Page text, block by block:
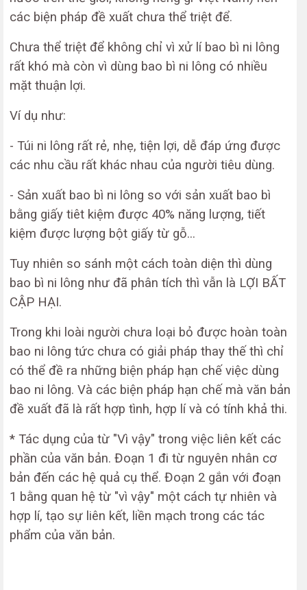
các biện pháp đề xuất chưa thể triệt để.
Chưa thể triệt để không chỉ vì xử lí bao bì ni lông
rất khó mà còn vì dùng bao bì ni lông có nhiều
mặt thuận lợi.
Ví dụ như:
- Túi ni lông rất rẻ, nhẹ, tiện lợi, dễ đáp ứng được
các nhu cầu rất khác nhau của người tiêu dùng.
- Sản xuất bao bì ni lông so với sản xuất bao bì
bằng giấy tiêt kiệm được 40% năng lượng, tiết
kiệm được lượng bột giấy từ gỗ...
Tuy nhiên so sánh một cách toàn diện thì dùng
bao bì ni lông như đã phân tích thì vẫn là LỢI BẤT
CẬP HẠI.
Trong khi loài người chưa loại bỏ được hoàn toàn
bao ni lông tức chưa có giải pháp thay thế thì chỉ
có thể đề ra những biện pháp hạn chế việc dùng
bao ni lông. Và các biện pháp hạn chế mà văn bản
đề xuất đã là rất hợp tình, hợp lí và có tính khả thi.
* Tác dụng của từ "Vì vậy" trong việc liên kết các
phần của văn bản. Đoạn 1 đi từ nguyên nhân cơ
bản đến các hệ quả cụ thể. Đoạn 2 gắn với đoạn
1 bằng quan hệ từ "vì vậy" một cách tự nhiên và
hợp lí, tạo sự liên kết, liền mạch trong các tác
phẩm của văn bản.